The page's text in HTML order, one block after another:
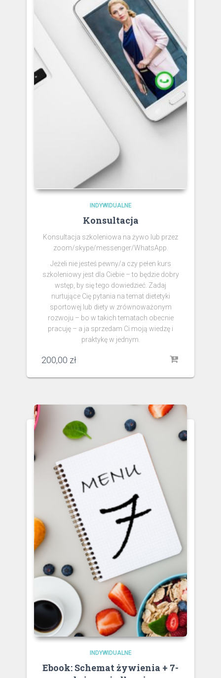
INDYWIDUALNE
Konsultacja
Konsultacja szkoleniowa na żywo lub przez
zoom/skype/messenger/WhatsApp.
Jeżeli nie jesteś pewny/a czy pełen kurs
szkoleniowy jest dla Ciebie – to będzie dobry
wstęp, by się tego dowiedzieć. Zadaj
nurtujące Cię pytania na temat dietetyki
sportowej lub diety w zrównoważonym
rozwoju – bo w takich tematach obecnie
pracuję – a ja sprzedam Ci moją wiedzę i
praktykę w jednym.
200,00 zł
INDYWIDUALNE
Ebook: Schemat żywienia + 7-